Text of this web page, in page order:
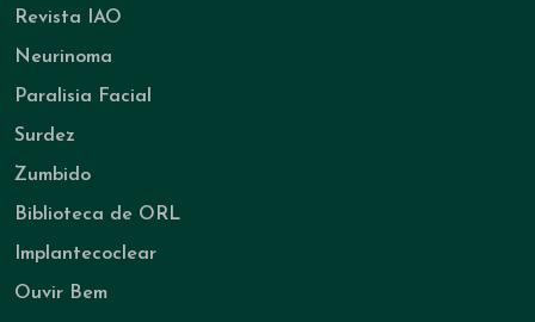
Revista IAO
Neurinoma
Paralisia Facial
Surdez
Zumbido
Biblioteca de ORL
Implantecoclear
Ouvir Bem